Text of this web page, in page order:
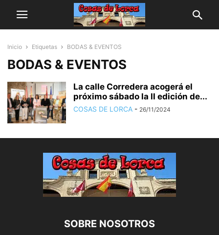
Inicio Etiquetas BODAS & EVENTOS
BODAS & EVENTOS
La calle Corredera acogerá el
próximo sábado la II edición de...
COSAS DE LORCA - 26/11/2024
SOBRE NOSOTROS